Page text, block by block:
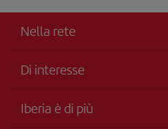
Nella rete
Di interesse
La Sua sicurezza è una priorità
Iberia è di più